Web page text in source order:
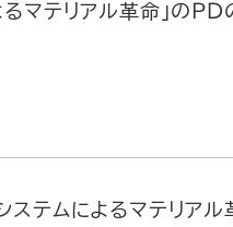
マテリアル革命」のＰ
ステムによるマテリア